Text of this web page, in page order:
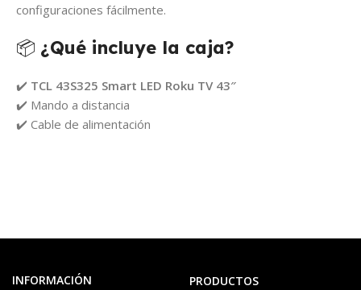
configuraciones fácilmente.
📦 ¿Qué incluye la caja?
✔️ TCL 43S325 Smart LED Roku TV 43″
✔️ Mando a distancia
✔️ Cable de alimentación
INFORMACIÓN
PRODUCTOS